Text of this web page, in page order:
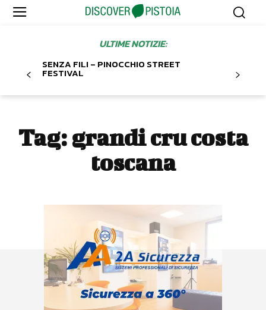
ULTIME NOTIZIE:
SENZA FILI – PINOCCHIO STREET
FESTIVAL
Tag: grandi cru costa
toscana